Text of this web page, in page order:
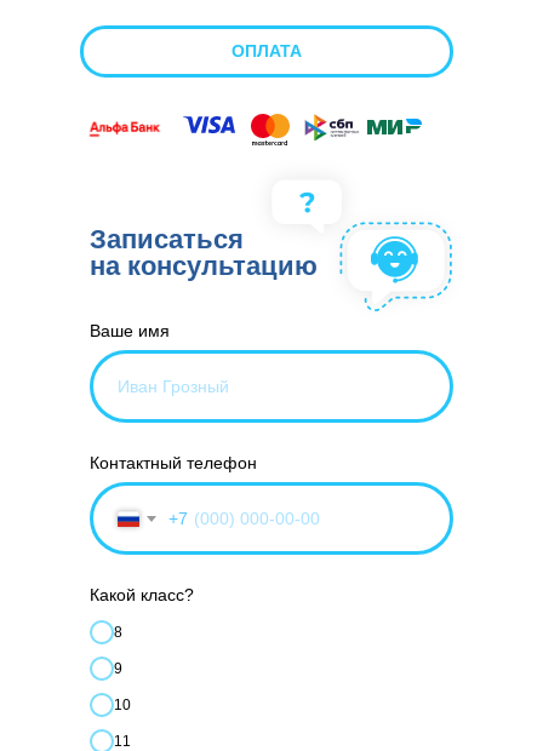
ОПЛАТА
Ваше имя
Контактный телефон
+7
Какой класс?
8
9
10
11
Записаться
на консультацию